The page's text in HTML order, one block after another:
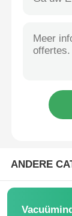
de oven
ANDERE